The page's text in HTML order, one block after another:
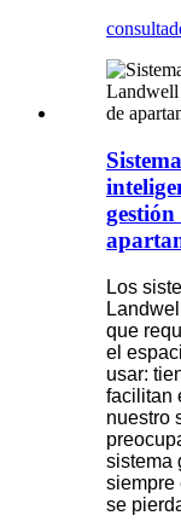
consulta
Los
que
el
usar:
facilitan
nuestro
sistema
siempre
se